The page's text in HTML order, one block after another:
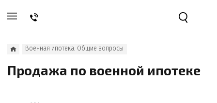
Военная ипотека. Общие вопросы
Продажа по военной ипотеке